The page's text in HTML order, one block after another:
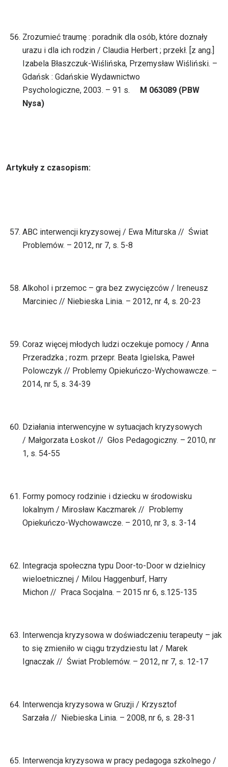
Zrozumieć traumę : poradnik dla osób, które doznały
urazu i dla ich rodzin / Claudia Herbert ; przekł. [z ang.]
Izabela Błaszczuk-Wiślińska, Przemysław Wiśliński. –
Gdańsk : Gdańskie Wydawnictwo
Psychologiczne, 2003. – 91 s.
M 063089 (PBW
Nysa)
Artykuły z czasopism:
ABC interwencji kryzysowej / Ewa Miturska // Świat
Problemów. – 2012, nr 7, s. 5-8
Alkohol i przemoc – gra bez zwycięzców / Ireneusz
Marciniec // Niebieska Linia. – 2012, nr 4, s. 20-23
Coraz więcej młodych ludzi oczekuje pomocy / Anna
Przeradzka ; rozm. przepr. Beata Igielska, Paweł
Polowczyk // Problemy Opiekuńczo-Wychowawcze. –
2014, nr 5, s. 34-39
Działania interwencyjne w sytuacjach kryzysowych
/ Małgorzata Łoskot // Głos Pedagogiczny. – 2010, nr
1, s. 54-55
Formy pomocy rodzinie i dziecku w środowisku
lokalnym / Mirosław Kaczmarek // Problemy
Opiekuńczo-Wychowawcze. – 2010, nr 3, s. 3-14
Integracja społeczna typu Door-to-Door w dzielnicy
wieloetnicznej / Milou Haggenburf, Harry
Michon // Praca Socjalna. – 2015 nr 6, s.125-135
Interwencja kryzysowa w doświadczeniu terapeuty – jak
to się zmieniło w ciągu trzydziestu lat / Marek
Ignaczak // Świat Problemów. – 2012, nr 7, s. 12-17
Interwencja kryzysowa w Gruzji / Krzysztof
Sarzała // Niebieska Linia. – 2008, nr 6, s. 28-31
Interwencja kryzysowa w pracy pedagoga szkolnego /